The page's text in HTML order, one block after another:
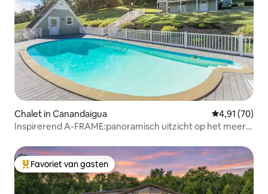
Chalet in Canandaigua Gemiddelde
4,91 (70)
Inspirerend A-FRAME:panoramisch uitzicht op het meer
Topfavoriet van gasten
Favoriet van gasten